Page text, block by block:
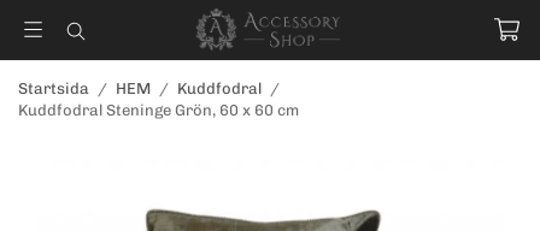
Startsida / HEM / Kuddfodral /
Kuddfodral Steninge Grön, 60 x 60 cm